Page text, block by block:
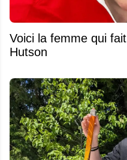
Voici la femme qui
Hutson